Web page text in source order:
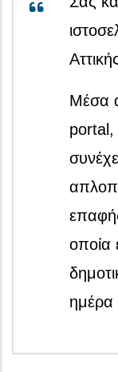
Μέσα
οποία
ημέρα